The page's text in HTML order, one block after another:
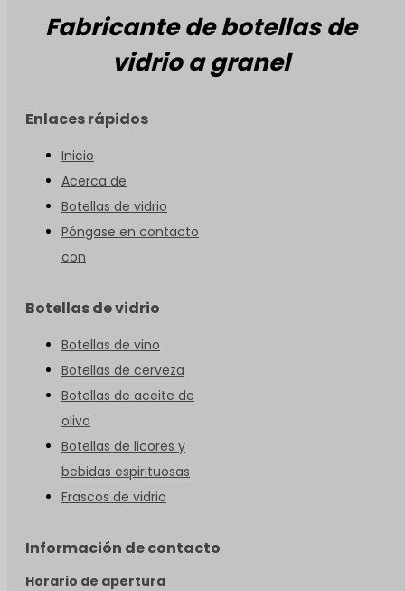
Fabricante de botellas de
vidrio a granel
Enlaces rápidos
Inicio
Acerca de
Botellas de vidrio
Póngase en contacto
con
Botellas de vidrio
Botellas de vino
Botellas de cerveza
Botellas de aceite de
oliva
Botellas de licores y
bebidas espirituosas
Frascos de vidrio
Información de contacto
Horario de apertura